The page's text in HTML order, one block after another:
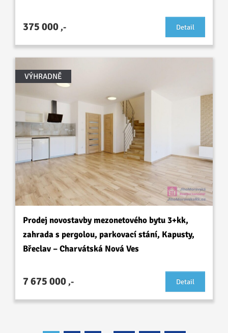
375 000 ,- Detail
VÝHRADNĚ
Prodej novostavby mezonetového bytu 3+kk,
zahrada s pergolou, parkovací stání, Kapusty,
Břeclav – Charvátská Nová Ves
7 675 000 ,- Detail